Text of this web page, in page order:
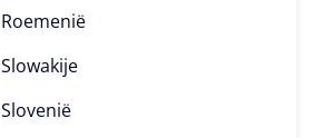
Roemenië
Slowakije
Slovenië